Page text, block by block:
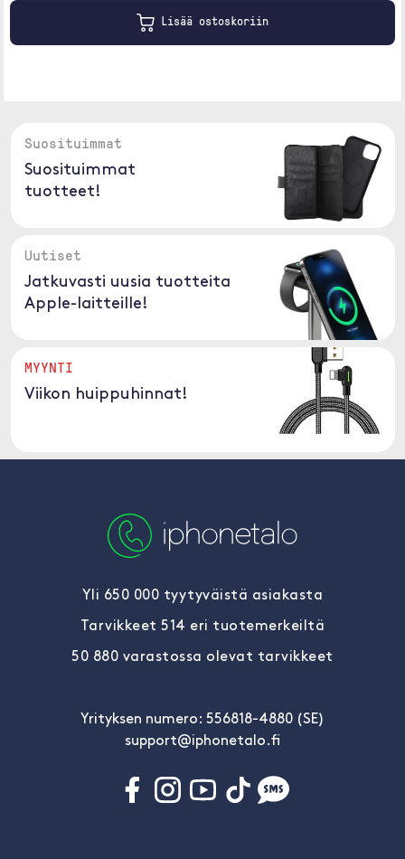
Lisää ostoskoriin
Suosituimmat
Suosituimmat
tuotteet!
Uutiset
Jatkuvasti uusia tuotteita
Apple-laitteille!
MYYNTI
Viikon huippuhinnat!
Yli 650 000 tyytyväistä asiakasta
Tarvikkeet 514 eri tuotemerkeiltä
50 880 varastossa olevat tarvikkeet
Yrityksen numero: 556818-4880 (SE)
support@iphonetalo.fi